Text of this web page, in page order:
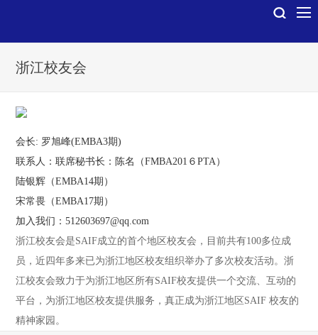
浙江校友会
会长: 罗旭峰(EMBA3期)
联系人：联席秘书长：陈名（FMBA201６PTA）
陆银辉（EMBA14期）
宋常畏（EMBA17期）
加入我们：512603697@qq.com
浙江校友会是SAIF成立的首个地区校友会，目前共有100多位成
员，近四年多来已为浙江地区校友组织举办了多次校友活动。浙
江校友会致力于为浙江地区所有SAIF校友提供一个交流、互动的
平台，为浙江地区校友提供服务，真正成为浙江地区SAIF 校友的
精神家园。